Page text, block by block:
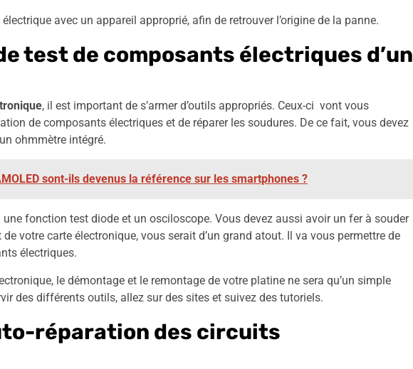
avec un appareil approprié, afin de retrouver l’origine de la panne.
test de composants électriques d’un
, il est important de s’armer d’outils appropriés. Ceux-ci vont vous
de composants électriques et de réparer les soudures. De ce fait, vous devez
ohmmètre intégré.
sont-ils devenus la référence sur les smartphones ?
fonction test diode et un osciloscope. Vous devez aussi avoir un fer à souder
votre carte électronique, vous serait d’un grand atout. Il va vous permettre de
électriques.
le démontage et le remontage de votre platine ne sera qu’un simple
des différents outils, allez sur des sites et suivez des tutoriels.
réparation des circuits